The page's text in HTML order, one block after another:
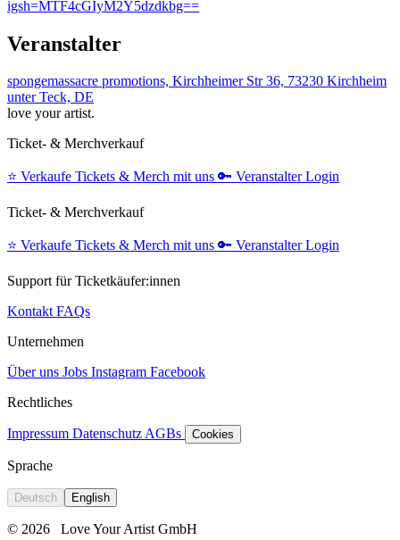
igsh=MTF4cGIyM2Y5dzdkbg==
Veranstalter
spongemassacre promotions, Kirchheimer Str 36, 73230 Kirchheim
unter Teck, DE
love your artist.
Ticket- & Merchverkauf
⭐️ Verkaufe Tickets & Merch mit uns 🔑 Veranstalter Login
Ticket- & Merchverkauf
⭐️ Verkaufe Tickets & Merch mit uns 🔑 Veranstalter Login
Support für Ticketkäufer:innen
KontaktFAQs
Unternehmen
Über uns Jobs Instagram Facebook
Rechtliches
Impressum DatenschutzAGBs Cookies
Sprache
Deutsch English
© 2026 Love Your Artist GmbH